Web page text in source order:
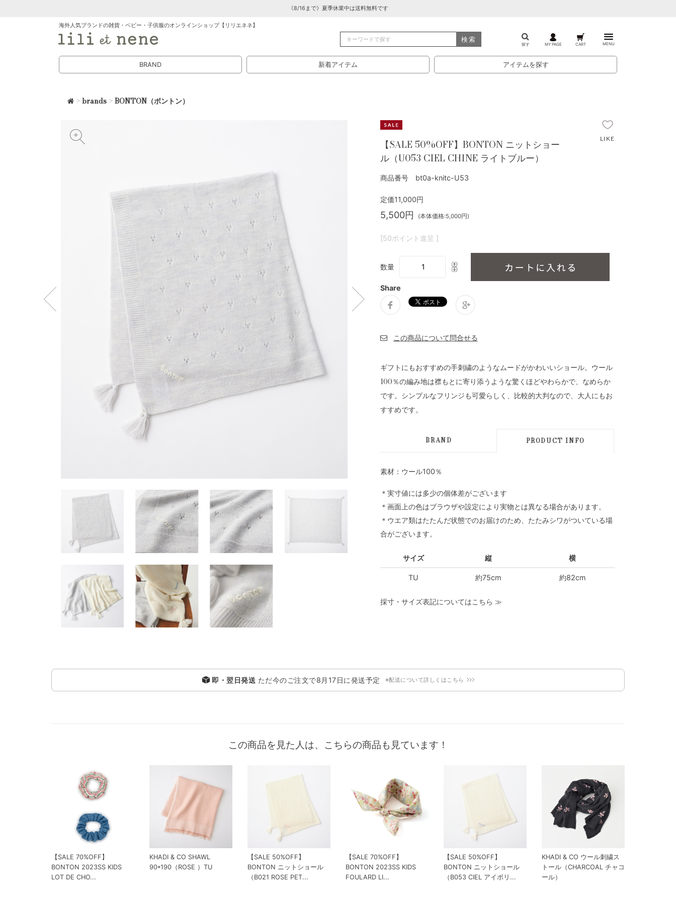
《8/16まで》夏季休業中は送料無料です
海外人気ブランドの雑貨・ベビー・子供服のオンラインショップ【リリエネネ】
検索
探す MY PAGE CART MENU
BRAND 新着アイテム アイテムを探す
>brands >BONTON（ボントン）
【SALE 50%OFF】BONTON ニットショー
ル（U053 CIEL CHINE ライトブルー）
商品番号 bt0a-knitc-U53
定価11,000円
5,500円 (本体価格:5,000円)
[50ポイント進呈 ]
数量
Share
ギフトにもおすすめの手刺繍のようなムードがかわいいショール。ウール
100％の編み地は襟もとに寄り添うような驚くほどやわらかで、なめらか
です。シンプルなフリンジも可愛らしく、比較的大判なので、大人にもお
すすめです。
BRAND PRODUCT INFO
素材：ウール100％
＊実寸値には多少の個体差がございます
＊画面上の色はブラウザや設定により実物とは異なる場合があります。
＊ウエア類はたたんだ状態でのお届けのため、たたみシワがついている場
合がございます。
サイズ 縦 横
TU 約75cm 約82cm
採寸・サイズ表記についてはこちら ≫
即・翌日発送 ただ今のご注文で8月17日に発送予定 ※配送について詳しくはこちら
この商品を見た人は、こちらの商品も見ています！
【SALE 70%OFF】
BONTON 2023SS KIDS
LOT DE CHO...
KHADI & CO SHAWL
90*190（ROSE ）TU
【SALE 50%OFF】
BONTON ニットショール
（B021 ROSE PET...
【SALE 70%OFF】
BONTON 2023SS KIDS
FOULARD LI...
【SALE 50%OFF】
BONTON ニットショール
（B053 CIEL アイボリ...
KHADI & CO ウール刺繍ス
トール（CHARCOAL チャコ
ール）